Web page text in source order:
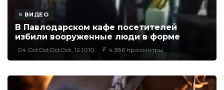
ВИДЕО
​В Павлодарском кафе посетителей
избили вооруженные люди в форме
04 OctOctOctOct, 12:1010 4,386 просмотры